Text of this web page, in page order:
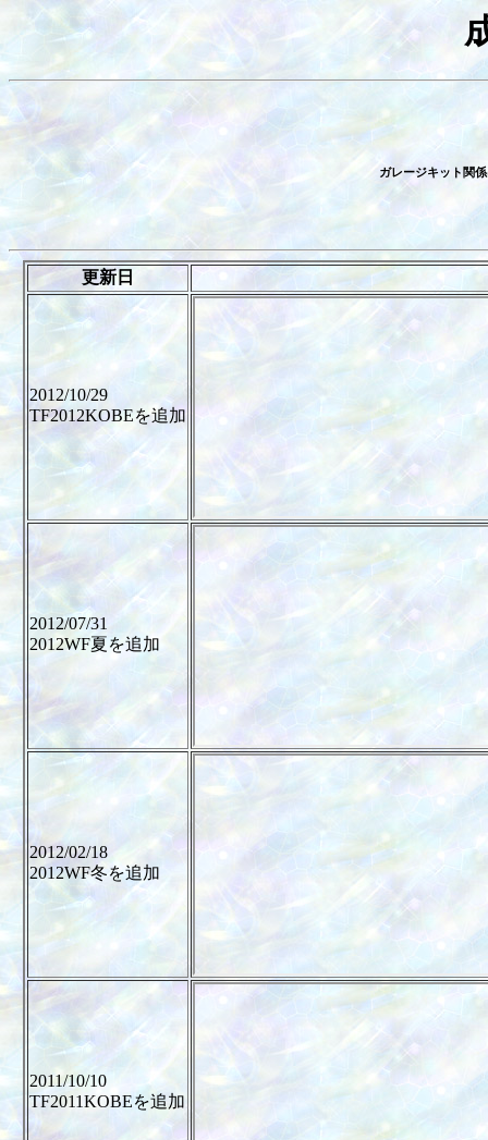
ガレージキット関
更新日
2012/10/29
TF2012KOBEを追加
2012/07/31
2012WF夏を追加
2012/02/18
2012WF冬を追加
2011/10/10
TF2011KOBEを追加